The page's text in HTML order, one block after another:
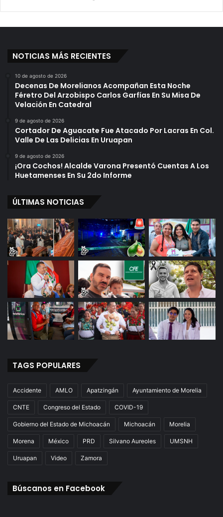
NOTICIAS MÁS RECIENTES
10 de agosto de 2026
Decenas De Morelianos Acompañan Esta Noche
Féretro Del Arzobispo Carlos Garfías En Su Misa De
Velación En Catedral
9 de agosto de 2026
Cortador De Aguacate Fue Atacado Por Lacras En Col.
Valle De Las Delicias En Uruapan
9 de agosto de 2026
¡Ora Cochos! Alcalde Varona Presentó Cuentas A Los
Huetamenses En Su 2do Informe
ÚLTIMAS NOTICIAS
TAGS POPULARES
Accidente AMLO Apatzingán Ayuntamiento de Morelia
CNTE Congreso del Estado COVID-19
Gobierno del Estado de Michoacán Michoacán Morelia
Morena México PRD Silvano Aureoles UMSNH
Uruapan Video Zamora
Búscanos en Facebook